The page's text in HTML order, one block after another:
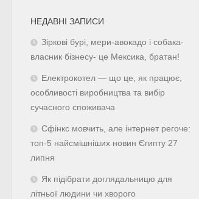
НЕДАВНІ ЗАПИСИ
Зіркові бурі, мери-авокадо і собака-
власник бізнесу- це Мексика, братан!
Електрокотел — що це, як працює,
особливості виробництва та вибір
сучасного споживача
Сфінкс мовчить, але інтернет регоче:
топ-5 найсмішніших новин Єгипту 27
липня
Як підібрати доглядальницю для
літньої людини чи хворого